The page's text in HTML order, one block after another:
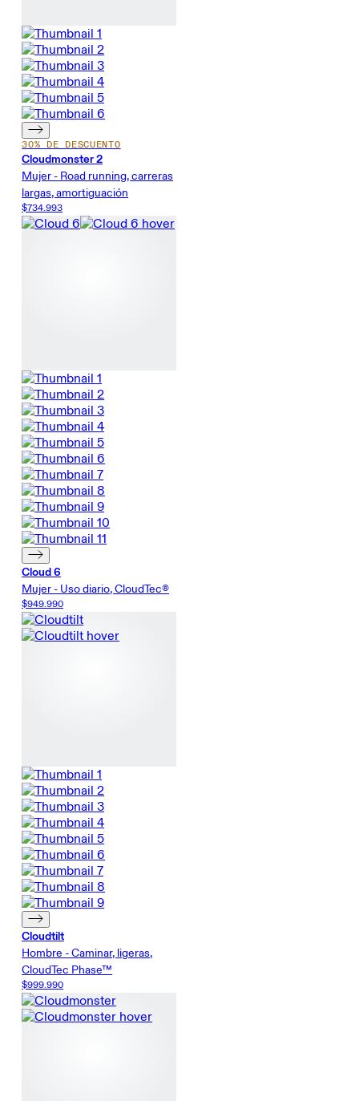
30% DE DESCUENTO
Cloudmonster 2
Mujer - Road running, carreras
largas, amortiguación
$734.993
Cloud 6
Mujer - Uso diario, CloudTec®
$949.990
Cloudtilt
Hombre - Caminar, ligeras,
CloudTec Phase™
$999.990